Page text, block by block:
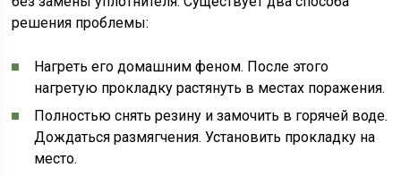
решения проблемы:
Нагреть его домашним феном. После этого
нагретую прокладку растянуть в местах поражения.
Полностью снять резину и замочить в горячей воде.
Дождаться размягчения. Установить прокладку на
место.